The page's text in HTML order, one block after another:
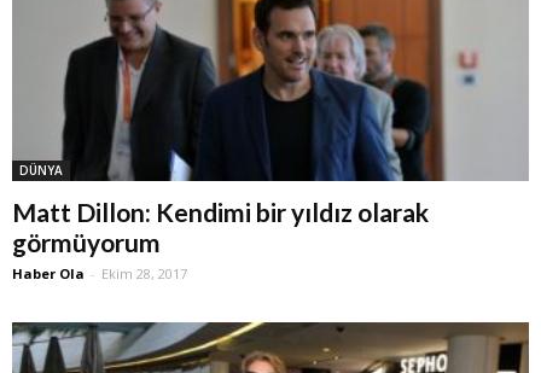
DÜNYA
Matt Dillon: Kendimi bir yıldız olarak
görmüyorum
Haber Ola - Ekim 28, 2017